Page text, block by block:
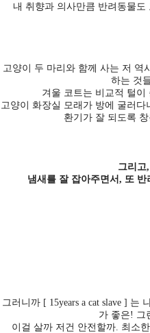
내 취향과 의사만큼 반려동물도
고양이 두 마리와 함께 사는 저 역
하는 것
겨울 코트는 비교적 털이
고양이 화장실 모래가 방에 굴러다
환기가 잘 되도록
그리고
냄새를 잘 잡아주면서, 또
그러니까 [ 15years a cat slave ]
가 좋은! 그
이걸 살까 저건 안전할까. 최소